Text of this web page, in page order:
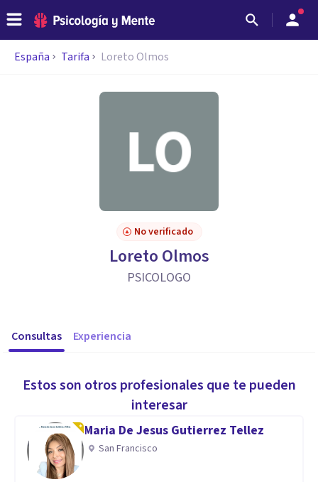
España Tarifa Loreto Olmos
No verificado
Loreto Olmos
PSICOLOGO
Consultas Experiencia
Estos son otros profesionales que te pueden
interesar
Maria De Jesus Gutierrez Tellez
San Francisco